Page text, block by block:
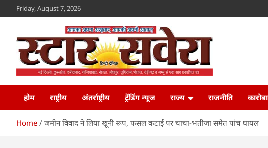
to
Friday, August 7, 2026
Star Savera
होम
राष्ट्रीय अंतर्राष्ट्रीय ट्रेंडिंग न्यूज राज्य राजनीति
Home जमीन विवाद ने लिया खूनी रूप, फसल कटाई पर चाचा-भतीजा समेत पांच घायल